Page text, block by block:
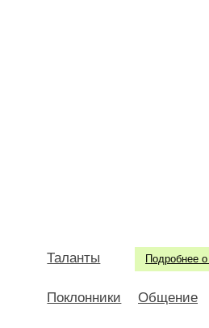
Подробнее о
Таланты
Поклонники Общение